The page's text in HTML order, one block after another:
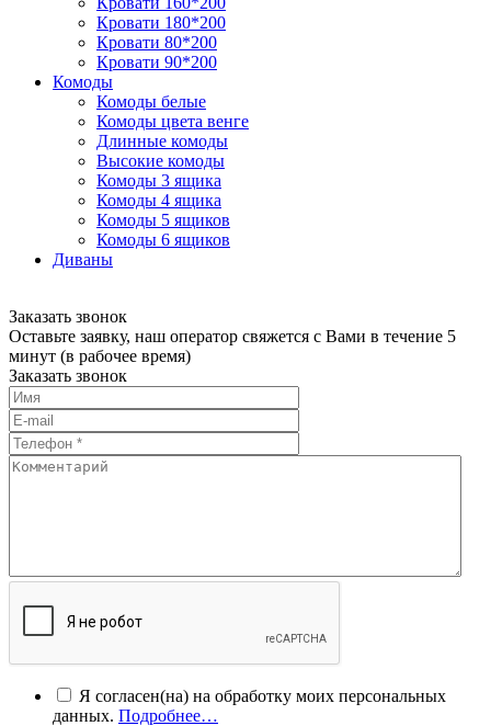
Кровати 180*200
Кровати 80*200
Кровати 90*200
Комоды
Комоды белые
Комоды цвета венге
Длинные комоды
Высокие комоды
Комоды 3 ящика
Комоды 4 ящика
Комоды 5 ящиков
Комоды 6 ящиков
Диваны
Заказать звонок
Оставьте заявку, наш оператор свяжется с Вами в течение 5
минут (в рабочее время)
Заказать звонок
Я согласен(на) на обработку моих персональных
данных. Подробнее…